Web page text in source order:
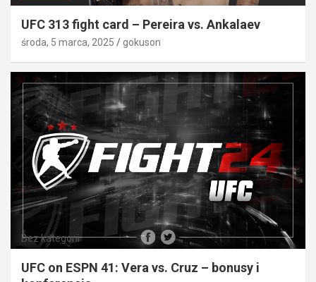
UFC 313 fight card – Pereira vs. Ankalaev
środa, 5 marca, 2025 gokuson
Bez kategorii
UFC on ESPN 41: Vera vs. Cruz – bonusy i